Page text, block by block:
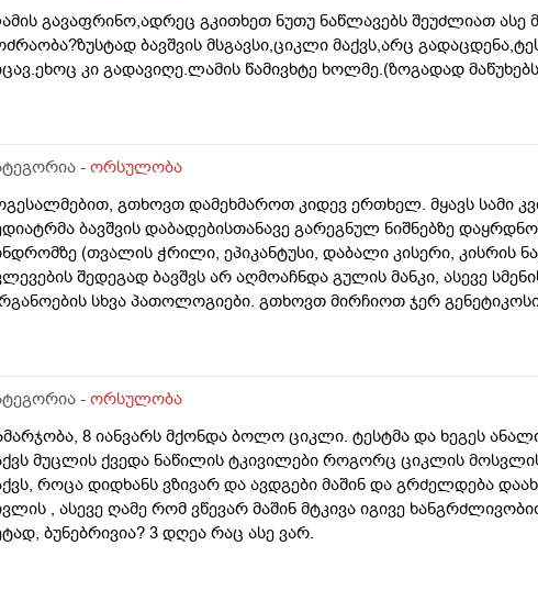
გავაფრინო,ადრეც გკითხეთ ნუთუ ნაწლავებს შეუძლიათ ასე
ბავშვის მსგავსი,ციკლი მაქვს,არც
კი გადავიღე.ლამის წამივხტე ხოლმე.(ზოგადად
- ორსულობა
გთხოვთ დამეხმაროთ კიდევ ერთხელ. მყავს სამი
ბავშვის დაბადებისთანავე გარეგნულ ნიშნებზე
(თვალის ჭრილი, ეპიკანტუსი, დაბალი კისერი, კისრის
შედეგად ბავშვს არ აღმოაჩნდა გულის მანკი, ასევე
სხვა პათოლოგიები. გთხოვთ მირჩიოთ ჯერ
- ორსულობა
8 იანვარს მქონდა ბოლო ციკლი. ტესტმა და ხეგეს
მუცლის ქვედა ნაწილის ტკივილები როგორც ციკლის
როცა დიდხანს ვზივარ და ავდგები მაშინ და გრძელდება
, ასევე ღამე რომ ვწევარ მაშინ მტკივა იგივე
ბუნებრივია? 3 დღეა რაც ასე ვარ.